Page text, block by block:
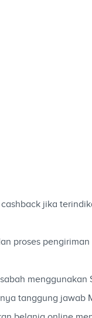
jika
proses
tanggung